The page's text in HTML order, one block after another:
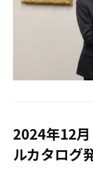
2024年12
ルカタログ